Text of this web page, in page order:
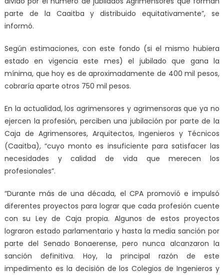
parte de la Caaitba y distribuido equitativamente”, se
informó.
Según estimaciones, con este fondo (si el mismo hubiera
estado en vigencia este mes) el jubilado que gana la
mínima, que hoy es de aproximadamente de 400 mil pesos,
cobraría aparte otros 750 mil pesos.
En la actualidad, los agrimensores y agrimensoras que ya no
ejercen la profesión, perciben una jubilación por parte de la
Caja de Agrimensores, Arquitectos, Ingenieros y Técnicos
(Caaitba), “cuyo monto es insuficiente para satisfacer las
necesidades y calidad de vida que merecen los
profesionales”.
“Durante más de una década, el CPA promovió e impulsó
diferentes proyectos para lograr que cada profesión cuente
con su Ley de Caja propia. Algunos de estos proyectos
lograron estado parlamentario y hasta la media sanción por
parte del Senado Bonaerense, pero nunca alcanzaron la
sanción definitiva. Hoy, la principal razón de este
impedimento es la decisión de los Colegios de Ingenieros y